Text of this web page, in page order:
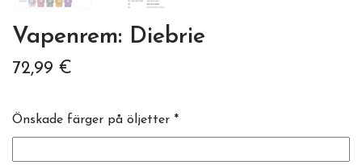
Vapenrem: Diebrie
72,99 €
Önskade färger på öljetter *